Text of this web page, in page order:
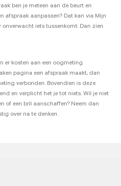
ben je meteen aan de beurt en
afspraak aanpassen? Dat kan via Mijn
iets tussenkomt. Dan zien
er kosten aan een oogmeting
pagina een afspraak maakt, dan
verbonden. Bovendien is deze
en verplicht het je tot niets. Wil je niet
of een bril aanschaffen? Neem dan
over na te denken.